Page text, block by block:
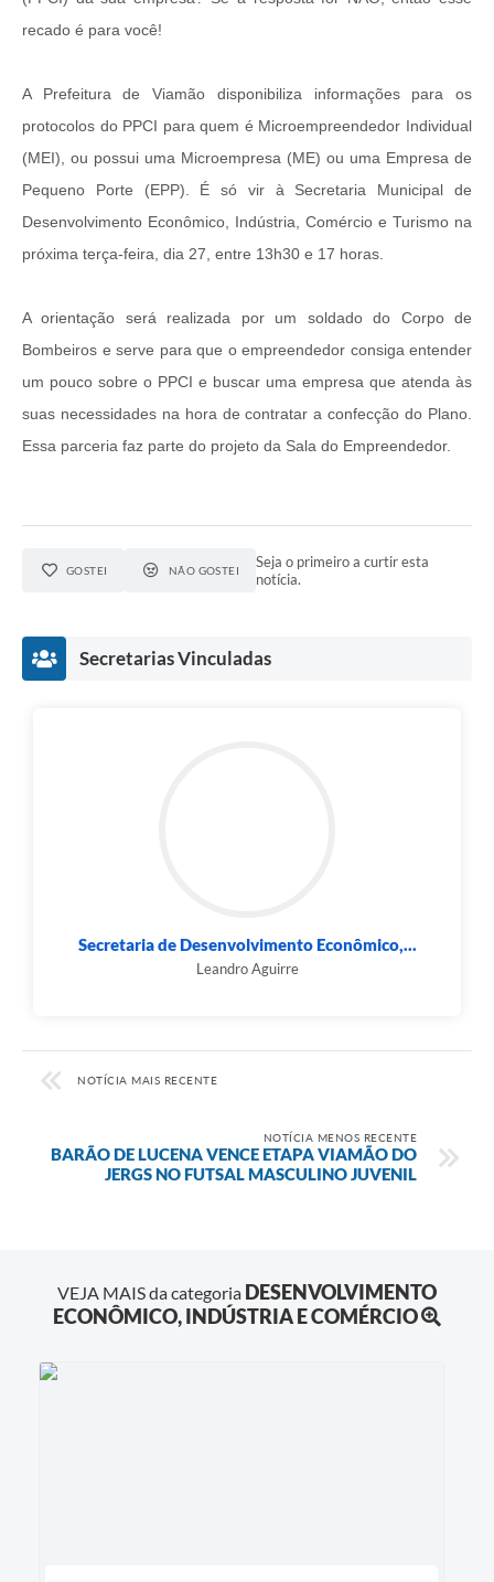
recado é para você!
A Prefeitura de Viamão disponibiliza informações para os
protocolos do PPCI para quem é Microempreendedor Individual
(MEI), ou possui uma Microempresa (ME) ou uma Empresa de
Pequeno Porte (EPP). É só vir à Secretaria Municipal de
Desenvolvimento Econômico, Indústria, Comércio e Turismo na
próxima terça-feira, dia 27, entre 13h30 e 17 horas.
A orientação será realizada por um soldado do Corpo de
Bombeiros e serve para que o empreendedor consiga entender
um pouco sobre o PPCI e buscar uma empresa que atenda às
suas necessidades na hora de contratar a confecção do Plano.
Essa parceria faz parte do projeto da Sala do Empreendedor.
GOSTEI NÃO GOSTEI
Seja o primeiro a curtir esta
notícia.
Secretarias Vinculadas
Secretaria de Desenvolvimento Econômico,...
Leandro Aguirre
NOTÍCIA MAIS RECENTE
NOTÍCIA MENOS RECENTE
BARÃO DE LUCENA VENCE ETAPA VIAMÃO DO
JERGS NO FUTSAL MASCULINO JUVENIL
VEJA MAIS da categoria DESENVOLVIMENTO
ECONÔMICO, INDÚSTRIA E COMÉRCIO